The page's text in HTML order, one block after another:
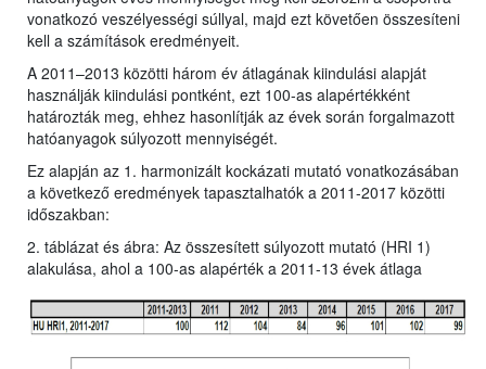
vonatkozó veszélyességi súllyal, majd ezt követően összesíteni
kell a számítások eredményeit.
A 2011–2013 közötti három év átlagának kiindulási alapját
használják kiindulási pontként, ezt 100-as alapértékként
határozták meg, ehhez hasonlítják az évek során forgalmazott
hatóanyagok súlyozott mennyiségét.
Ez alapján az 1. harmonizált kockázati mutató vonatkozásában
a következő eredmények tapasztalhatók a 2011-2017 közötti
időszakban:
2. táblázat és ábra: Az összesített súlyozott mutató (HRI 1)
alakulása, ahol a 100-as alapérték a 2011-13 évek átlaga